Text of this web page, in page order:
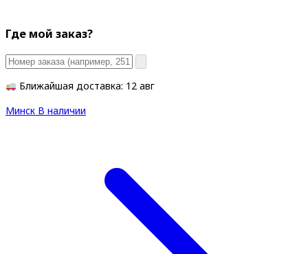
Где мой заказ?
Ближайшая доставка: 12 авг
Минск В наличии